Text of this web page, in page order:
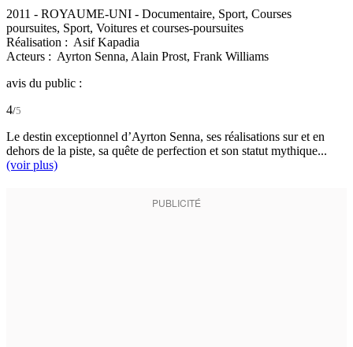
2011 - ROYAUME-UNI - Documentaire, Sport, Courses
poursuites, Sport, Voitures et courses-poursuites
Réalisation : Asif Kapadia
Acteurs : Ayrton Senna, Alain Prost, Frank Williams
avis du public :
4/5
Le destin exceptionnel d’Ayrton Senna, ses réalisations sur et en
dehors de la piste, sa quête de perfection et son statut mythique...
(voir plus)